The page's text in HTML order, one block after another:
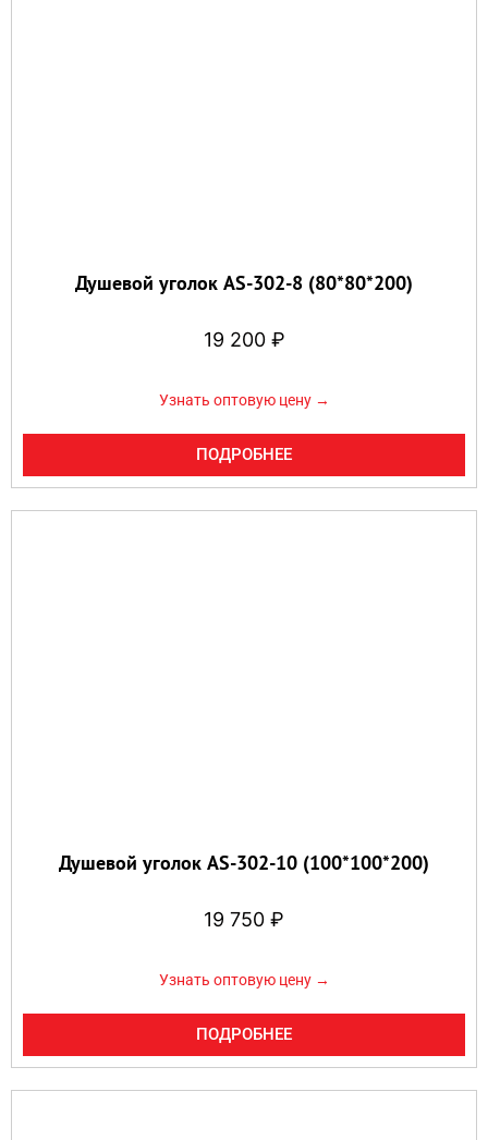
Душевой уголок AS-302-8 (80*80*200)
19 200 ₽
Узнать оптовую цену →
ПОДРОБНЕЕ
Душевой уголок AS-302-10 (100*100*200)
19 750 ₽
Узнать оптовую цену →
ПОДРОБНЕЕ